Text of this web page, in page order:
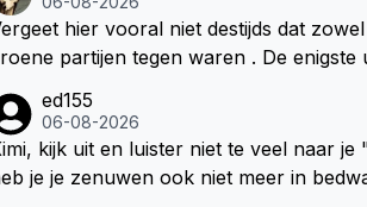
hier vooral niet destijds dat
partijen tegen waren . De enigste
ze hun eigen uitlaat gassen
was dat de F1 motor schoner is
Dus denk echt niet dat deze groene/
ed155
06-08-2026
kijk uit en luister niet te veel naar je
je je zenuwen ook niet meer in